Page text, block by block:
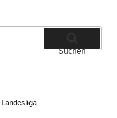
Suchen